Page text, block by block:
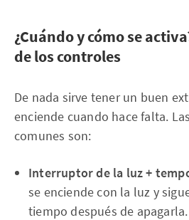
¿Cuándo y cómo se
de los controles
De nada sirve tener un buen
enciende cuando hace falta.
comunes son:
Interruptor de la luz +
se enciende con la luz y
tiempo después de